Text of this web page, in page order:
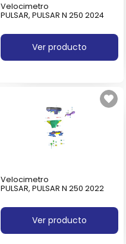
Velocimetro
PULSAR, PULSAR N 250 2024
Ver producto
Velocimetro
PULSAR, PULSAR N 250 2022
Ver producto